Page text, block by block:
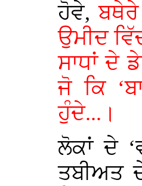
ਹੋਵੇ,
ਉਮੀਦ
ਸਾਧਾਂ ਦੇ
ਜੋ ਕਿ
ਹੁੰਦੇ...।
ਲੋਕਾਂ ਦੇ
ਤਬੀਅਤ